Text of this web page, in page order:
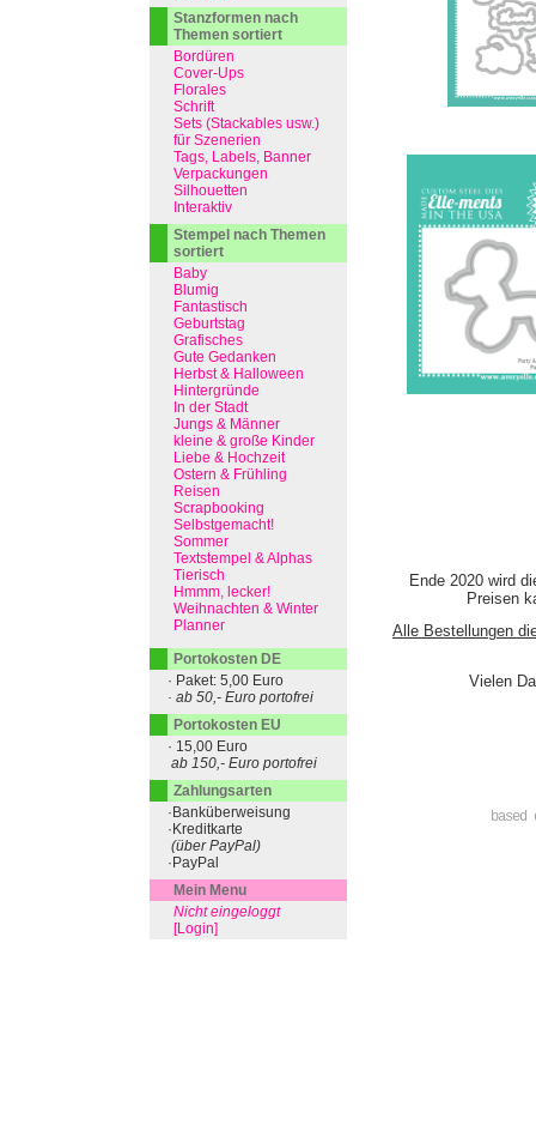
Ende 2020 wird
Preisen
Alle Bestellungen
Vielen
Stanzformen nach
Themen sortiert
Bordüren
Cover-Ups
Florales
Schrift
Sets (Stackables usw.)
für Szenerien
Tags, Labels, Banner
Verpackungen
Silhouetten
Interaktiv
Stempel nach Themen
sortiert
Baby
Blumig
Fantastisch
Geburtstag
Grafisches
Gute Gedanken
Herbst & Halloween
Hintergründe
In der Stadt
Jungs & Männer
kleine & große Kinder
Liebe & Hochzeit
Ostern & Frühling
Reisen
Scrapbooking
Selbstgemacht!
Sommer
Textstempel & Alphas
Tierisch
Hmmm, lecker!
Weihnachten & Winter
Planner
Portokosten DE
· Paket: 5,00 Euro
· ab 50,- Euro portofrei
Portokosten EU
· 15,00 Euro
ab 150,- Euro portofrei
Zahlungsarten
·Banküberweisung
·Kreditkarte
(über PayPal)
·PayPal
Mein Menu
Nicht eingeloggt
[Login]